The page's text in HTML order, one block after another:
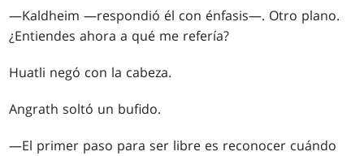
—Kaldheim —respondió él con énfasis—. Otro plano.
¿Entiendes ahora a qué me refería?
Huatli negó con la cabeza.
Angrath soltó un bufido.
—El primer paso para ser libre es reconocer cuándo